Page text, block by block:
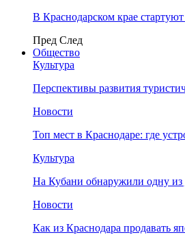
В Краснодарском крае
Пред След
Общество
Культура
Перспективы развития
Новости
Топ мест в Краснодаре: где
Культура
На Кубани обнаружили одну
Новости
Как из Краснодара продавать